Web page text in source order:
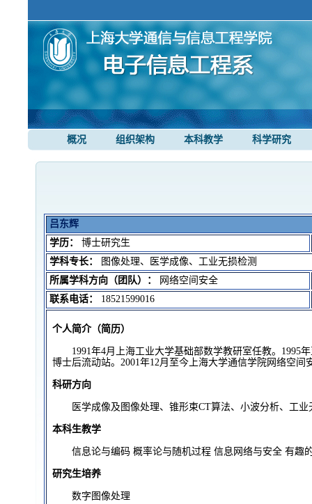
概况 组织架构 本科教学 科学研究
吕东辉
学历：
博士研究生
学科专长：
图像处理、医学成像、工业无损检测
所属学科方向（团队）：
网络空间安全
联系电话：
18521599016
个人简介（简历）
1991年4月上海工业大学基础部数学教研室任教。1995
博士后流动站。2001年12月至今上海大学通信学院网络空
科研方向
医学成像及图像处理、锥形束CT算法、小波分析、工业
本科生教学
信息论与编码 概率论与随机过程 信息网络与安全 有趣
研究生培养
数字图像处理